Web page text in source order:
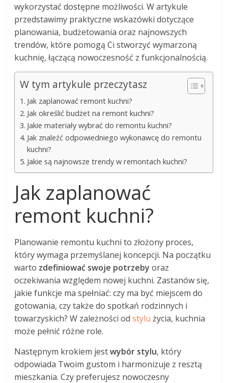
wykorzystać dostępne możliwości. W artykule
przedstawimy praktyczne wskazówki dotyczące
planowania, budżetowania oraz najnowszych
trendów, które pomogą Ci stworzyć wymarzoną
kuchnię, łączącą nowoczesność z funkcjonalnością.
W tym artykule przeczytasz
Jak zaplanować remont kuchni?
Jak określić budżet na remont kuchni?
Jakie materiały wybrać do remontu kuchni?
Jak znaleźć odpowiedniego wykonawcę do remontu
kuchni?
Jakie są najnowsze trendy w remontach kuchni?
Jak zaplanować
remont kuchni?
Planowanie remontu kuchni to złożony proces,
który wymaga przemyślanej koncepcji. Na początku
warto zdefiniować swoje potrzeby oraz
oczekiwania względem nowej kuchni. Zastanów się,
jakie funkcje ma spełniać: czy ma być miejscem do
gotowania, czy także do spotkań rodzinnych i
towarzyskich? W zależności odstylu życia, kuchnia
może pełnić różne role.
Następnym krokiem jestwybór stylu, który
odpowiada Twoim gustom i harmonizuje z resztą
mieszkania. Czy preferujesz nowoczesny